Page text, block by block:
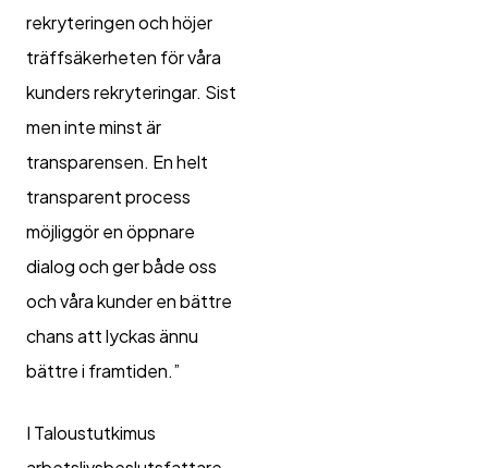
rekryteringen och höjer
träffsäkerheten för våra
kunders rekryteringar. Sist
men inte minst är
transparensen. En helt
transparent process
möjliggör en öppnare
dialog och ger både oss
och våra kunder en bättre
chans att lyckas ännu
bättre i framtiden.”
I Taloustutkimus